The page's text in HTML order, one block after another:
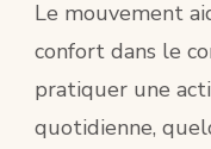
Le mouvement
confort dans le
pratiquer une
quotidienne,